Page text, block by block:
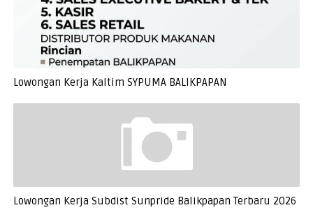
Lowongan Kerja Kaltim SYPUMA BALIKPAPAN
Lowongan Kerja Subdist Sunpride Balikpapan Terbaru 2026